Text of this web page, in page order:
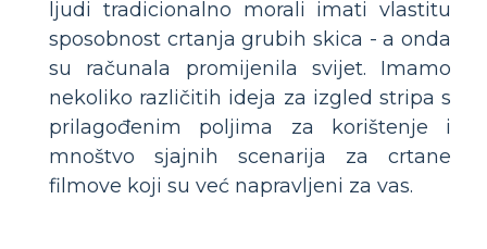
ljudi tradicionalno morali imati vlastitu
sposobnost crtanja grubih skica - a onda
su računala promijenila svijet. Imamo
nekoliko različitih ideja za izgled stripa s
prilagođenim poljima za korištenje i
mnoštvo sjajnih scenarija za crtane
filmove koji su već napravljeni za vas.